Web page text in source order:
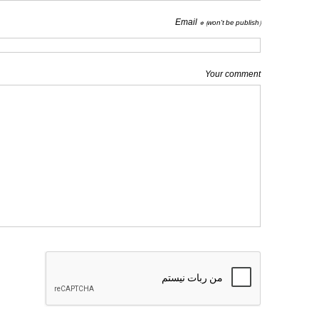
Email * (won't be publish)
Your comment